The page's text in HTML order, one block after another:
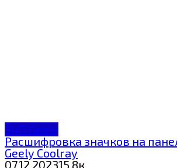
ЗнП Geely
Расшифровка значков на
Geely Coolray
07.12.202315.8к.